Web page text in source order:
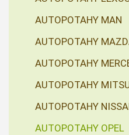
AUTOPOTAHY MAN
AUTOPOTAHY
AUTOPOTAHY
AUTOPOTAHY
AUTOPOTAHY
AUTOPOTAHY OPEL